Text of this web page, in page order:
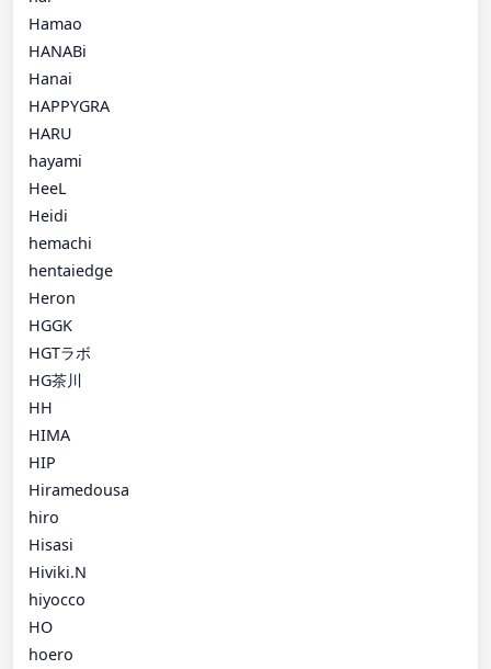
Hamao
HANABi
Hanai
HAPPYGRA
HARU
hayami
HeeL
Heidi
hemachi
hentaiedge
Heron
HGGK
HGTラボ
HG茶川
HH
HIMA
HIP
Hiramedousa
hiro
Hisasi
Hiviki.N
hiyocco
HO
hoero